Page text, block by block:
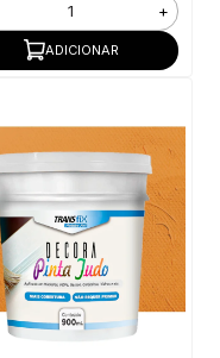
+
ADICIONAR